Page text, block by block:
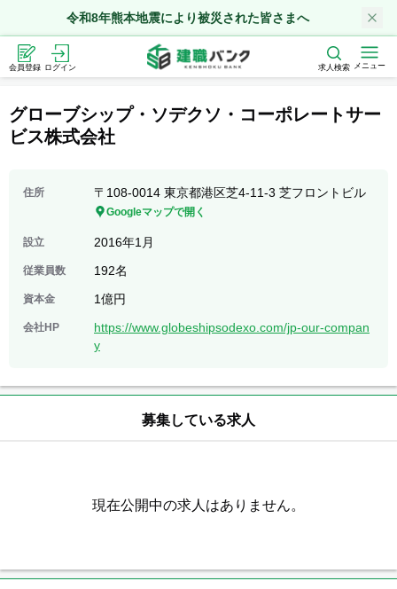
令和8年熊本地震により被災された皆さまへ
会員登録 ログイン 求人検索 メニュー
グローブシップ・ソデクソ・コーポレートサー
ビス株式会社
住所 〒108-0014 ​​​​​​​東京都港区芝4-11-3 芝フロントビル
Googleマップで開く
設立 2016年1月
従業員数 192名
資本金 1億円
会社HP
https://www.globeshipsodexo.com/jp-our-compan
y
募集している求人
現在公開中の求人はありません。